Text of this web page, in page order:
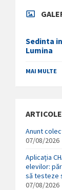
Sedinta
Lumina
MAI MULTE
Anunt
07/08/2026
Aplicația
elevilor:
să testeze
07/08/2026